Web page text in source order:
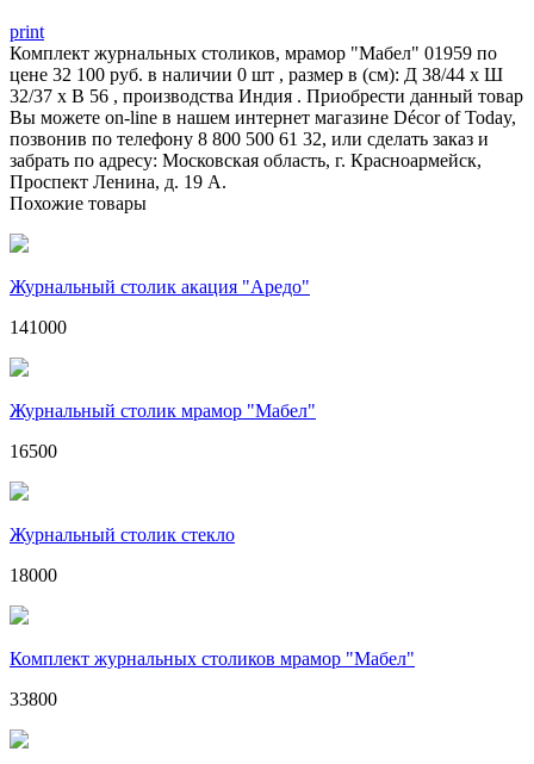
print
Комплект журнальных столиков, мрамор "Мабел" 01959 по
цене 32 100 руб. в наличии 0 шт , размер в (см): Д 38/44 x Ш
32/37 x В 56 , производства Индия . Приобрести данный товар
Вы можете on-line в нашем интернет магазине Décor of Today,
позвонив по телефону 8 800 500 61 32, или сделать заказ и
забрать по адресу: Московская область, г. Красноармейск,
Проспект Ленина, д. 19 А.
Похожие товары
Журнальный столик акация "Аредо"
141000
Журнальный столик мрамор "Мабел"
16500
Журнальный столик стекло
18000
Комплект журнальных столиков мрамор "Мабел"
33800